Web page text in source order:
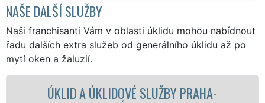
NAŠE DALŠÍ SLUŽBY
Naši franchisanti Vám v oblasti úklidu mohou nabídnout
řadu dalších extra služeb od generálního úklidu až po
mytí oken a žaluzií.
SLUŽBY PRAHA- ÚKLIDOVÁ